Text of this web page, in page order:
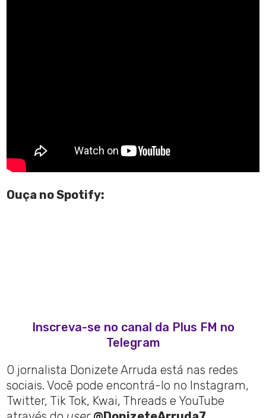
Ouça no Spotify:
Inscreva-se no canal da Plus FM no
Telegram
O jornalista Donizete Arruda está nas redes
sociais. Você pode encontrá-lo no Instagram,
Twitter, Tik Tok, Kwai, Threads e YouTube